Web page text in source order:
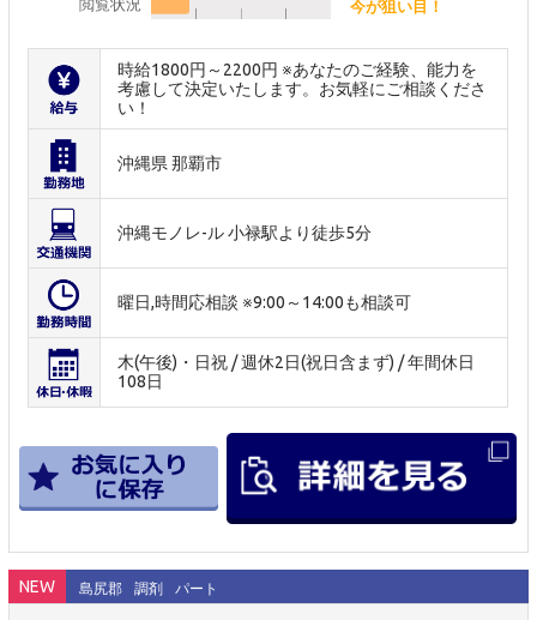
閲覧状況 今が狙い目！
時給1800円～2200円 ※あなたのご経験、能力を
考慮して決定いたします。お気軽にご相談くださ
い！
沖縄県 那覇市
沖縄モノレ-ル 小禄駅より徒歩5分
曜日,時間応相談 ※9:00～14:00も相談可
木(午後)・日祝 / 週休2日(祝日含まず) / 年間休日
108日
NEW 島尻郡 調剤 パート